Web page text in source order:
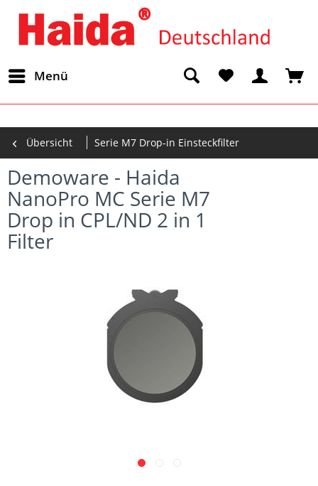
Menü
Übersicht Serie M7 Drop-in Einsteckfilter
Demoware - Haida
NanoPro MC Serie M7
Drop in CPL/ND 2 in 1
Filter